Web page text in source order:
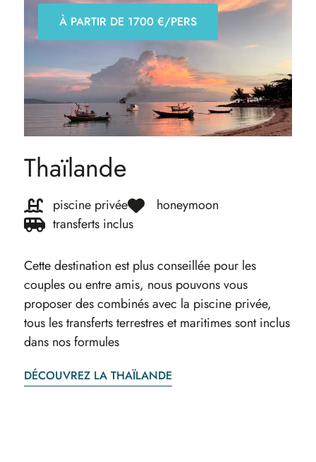
Thaïlande
piscine privée
honeymoon
transferts inclus
À PARTIR DE 1700 €/PERS
Cette destination est plus conseillée pour les
couples ou entre amis, nous pouvons vous
proposer des combinés avec la piscine privée,
tous les transferts terrestres et maritimes sont inclus
dans nos formules
DÉCOUVREZ LA THAÏLANDE